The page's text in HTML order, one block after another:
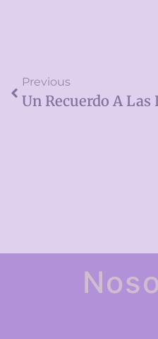
Previous
Un Recuerdo A Las